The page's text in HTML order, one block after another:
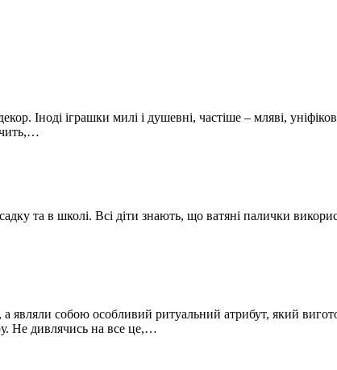
Іноді іграшки милі і душевні, частіше – мляві,
та в школі. Всі діти знають, що ватяні палички
являли собою особливий ритуальний атрибут, який
Не дивлячись на все це,…